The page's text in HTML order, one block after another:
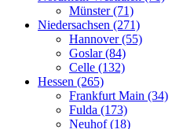
Münster (71)
Niedersachsen (271)
Hannover (55)
Goslar (84)
Celle (132)
Hessen (265)
Frankfurt Main (34)
Fulda (173)
Neuhof (18)